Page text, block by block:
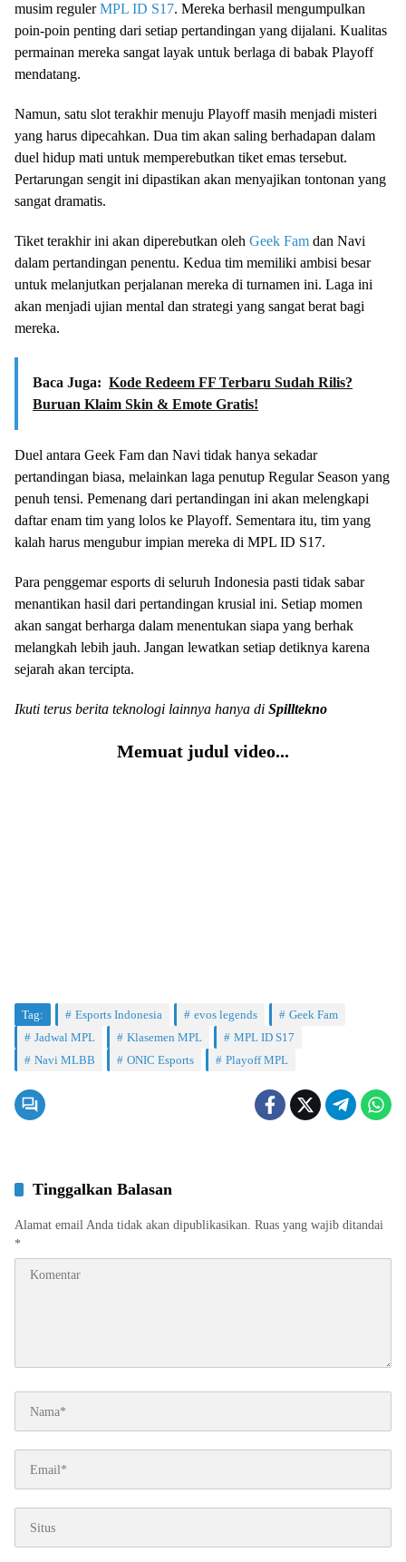
musim regulerMPL ID S17. Mereka berhasil mengumpulkan
poin-poin penting dari setiap pertandingan yang dijalani. Kualitas
permainan mereka sangat layak untuk berlaga di babak Playoff
mendatang.
Namun, satu slot terakhir menuju Playoff masih menjadi misteri
yang harus dipecahkan. Dua tim akan saling berhadapan dalam
duel hidup mati untuk memperebutkan tiket emas tersebut.
Pertarungan sengit ini dipastikan akan menyajikan tontonan yang
sangat dramatis.
Tiket terakhir ini akan diperebutkan oleh Geek Fam dan Navi
dalam pertandingan penentu. Kedua tim memiliki ambisi besar
untuk melanjutkan perjalanan mereka di turnamen ini. Laga ini
akan menjadi ujian mental dan strategi yang sangat berat bagi
mereka.
Baca Juga: Kode Redeem FF Terbaru Sudah Rilis?
Buruan Klaim Skin & Emote Gratis!
Duel antara Geek Fam dan Navi tidak hanya sekadar
pertandingan biasa, melainkan laga penutup Regular Season yang
penuh tensi. Pemenang dari pertandingan ini akan melengkapi
daftar enam tim yang lolos ke Playoff. Sementara itu, tim yang
kalah harus mengubur impian mereka di MPL ID S17.
Para penggemar esports di seluruh Indonesia pasti tidak sabar
menantikan hasil dari pertandingan krusial ini. Setiap momen
akan sangat berharga dalam menentukan siapa yang berhak
melangkah lebih jauh. Jangan lewatkan setiap detiknya karena
sejarah akan tercipta.
Ikuti terus berita teknologi lainnya hanya di Spilltekno
Memuat judul video...
Tag: Esports Indonesia evos legends
Geek Fam
Jadwal MPL
Klasemen MPL
MPL ID S17
Navi MLBB
ONIC Esports Playoff MPL
Tinggalkan Balasan
Alamat email Anda tidak akan dipublikasikan. Ruas yang wajib ditandai
*